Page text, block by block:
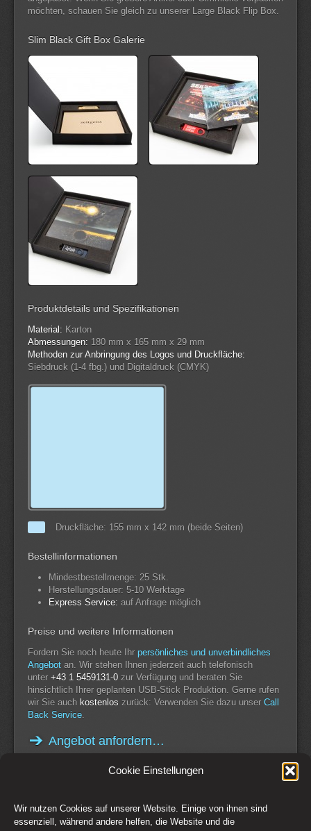
Cookie Einstellungen
Wir nutzen Cookies auf unserer Website. Einige von ihnen sind
essenziell, während andere helfen, die Website und die
möchten, schauen Sie gleich zu unserer Large Black Flip Box.
Slim Black Gift Box Galerie
Produktdetails und Spezifikationen
Material: Karton
Abmessungen: 180 mm x 165 mm x 29 mm
Methoden zur Anbringung des Logos und Druckfläche:
Siebdruck (1-4 fbg.) und Digitaldruck (CMYK)
Druckfläche: 155 mm x 142 mm (beide Seiten)
Bestellinformationen
Mindestbestellmenge: 25 Stk.
Herstellungsdauer: 5-10 Werktage
Express Service: auf Anfrage möglich
Preise und weitere Informationen
Fordern Sie noch heute Ihr persönliches und unverbindliches
Angebot an. Wir stehen Ihnen jederzeit auch telefonisch
unter +43 1 5459131-0 zur Verfügung und beraten Sie
hinsichtlich Ihrer geplanten USB-Stick Produktion. Gerne rufen
wir Sie auch kostenlos zurück: Verwenden Sie dazu unser Call
Back Service.
Angebot anfordern…
Switch to Desktop Version